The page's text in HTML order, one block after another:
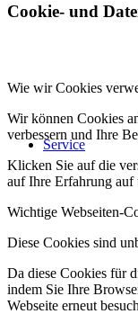
Service
Cookie- und
Wie wir Cookies
Wir können Cookies
verbessern und Ihre
Klicken Sie auf die
auf Ihre Erfahrung auf
Wichtige Webseiten-
Diese Cookies sind
Da diese Cookies für
indem Sie Ihre
Webseite erneut